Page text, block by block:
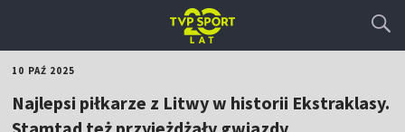
10 PAŹ 2025
Najlepsi piłkarze z Litwy w historii Ekstraklasy.